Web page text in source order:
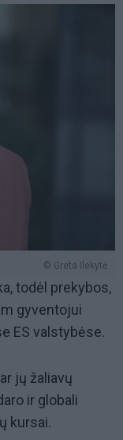
© Greta Ilekytė
todėl prekybos,
gyventojui
ES valstybėse.
jų žaliavų
ir globali
kursai.